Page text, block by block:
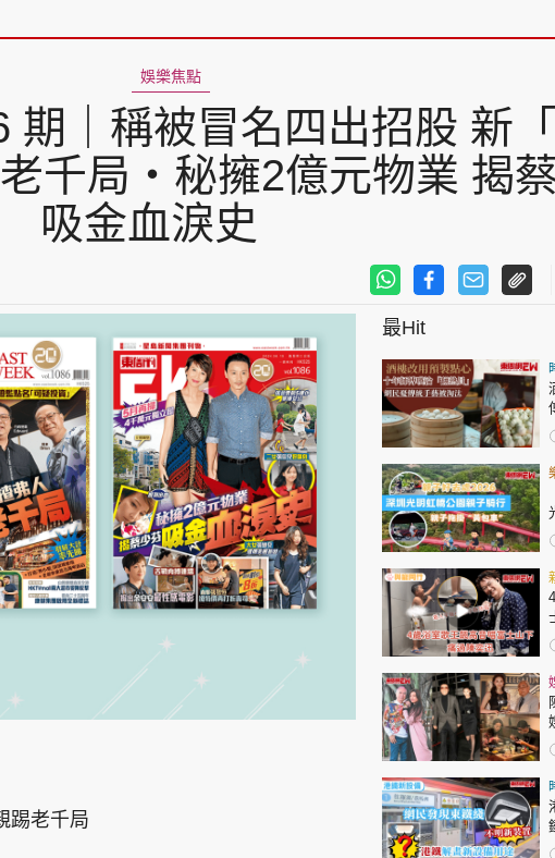
娛樂焦點
期｜稱被冒名四出招股 新
千局‧秘擁2億元物業 揭
吸金血淚史
踢老千局
最Hit